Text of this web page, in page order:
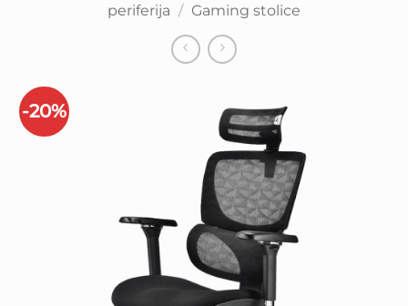
periferija / Gaming stolice
-20%